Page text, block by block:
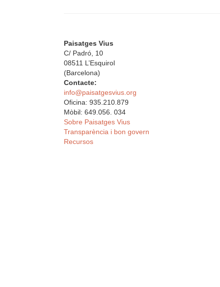
Paisatges Vius
C/ Padró, 10
08511 L’Esquirol
(Barcelona)
Contacte:
info@paisatgesvius.org
Oficina: 935.210.879
Mòbil: 649.056. 034
Sobre Paisatges Vius
Transparència i bon govern
Recursos